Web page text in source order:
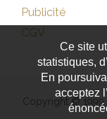
Publicité
CGV
Copyright © 1999
Ce site
statistiques,
En
acceptez